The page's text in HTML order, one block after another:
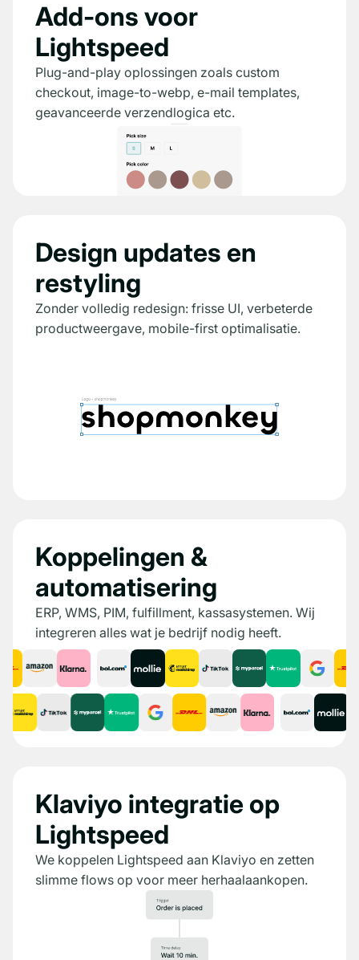
Add-ons voor
Lightspeed
Plug-and-play oplossingen zoals custom
checkout, image-to-webp, e-mail templates,
geavanceerde verzendlogica etc.
Design updates en
restyling
Zonder volledig redesign: frisse UI, verbeterde
productweergave, mobile-first optimalisatie.
Koppelingen &
automatisering
ERP, WMS, PIM, fulfillment, kassasystemen. Wij
integreren alles wat je bedrijf nodig heeft.
Klaviyo integratie op
Lightspeed
We koppelen Lightspeed aan Klaviyo en zetten
slimme flows op voor meer herhaalaankopen.